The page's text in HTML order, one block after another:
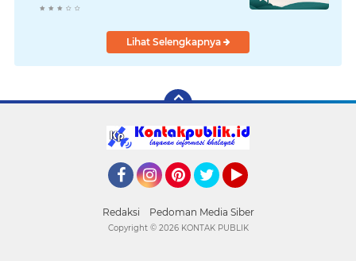
Lihat Selengkapnya
Redaksi Pedoman Media Siber
Copyright © 2026 KONTAK PUBLIK